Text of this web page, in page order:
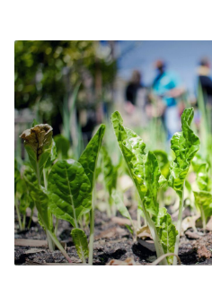
ACTUEEL
Nieuws
Agenda
Lectoraten
Contact